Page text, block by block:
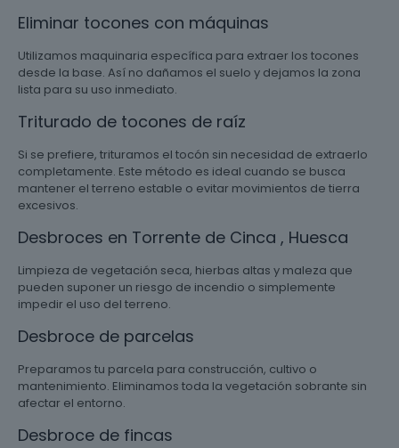
Eliminar tocones con máquinas
Utilizamos maquinaria específica para extraer los tocones
desde la base. Así no dañamos el suelo y dejamos la zona
lista para su uso inmediato.
Triturado de tocones de raíz
Si se prefiere, trituramos el tocón sin necesidad de extraerlo
completamente. Este método es ideal cuando se busca
mantener el terreno estable o evitar movimientos de tierra
excesivos.
Desbroces en Torrente de Cinca , Huesca
Limpieza de vegetación seca, hierbas altas y maleza que
pueden suponer un riesgo de incendio o simplemente
impedir el uso del terreno.
Desbroce de parcelas
Preparamos tu parcela para construcción, cultivo o
mantenimiento. Eliminamos toda la vegetación sobrante sin
afectar el entorno.
Desbroce de fincas